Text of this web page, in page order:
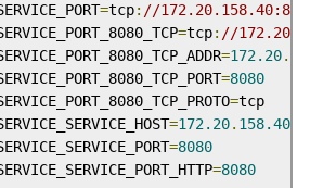
=tcp: //
=tcp: //
=172.20.
=8080
=tcp
=172.20. 158.40
=8080
=8080